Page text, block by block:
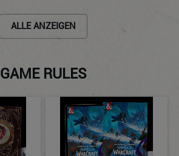
ALLE ANZEIGEN
GAME RULES